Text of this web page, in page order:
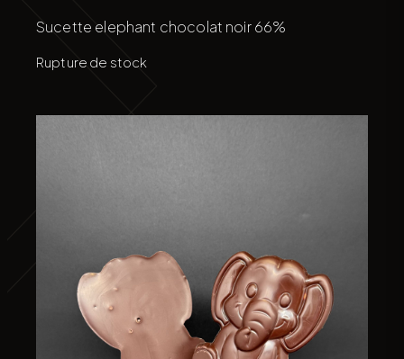
Sucette elephant chocolat noir 66%
Rupture de stock